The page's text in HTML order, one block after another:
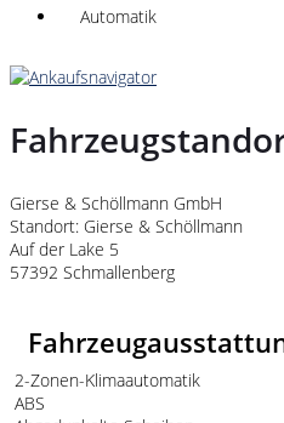
Automatik
Gierse & Schöllmann GmbH
Standort: Gierse & Schöllmann
Auf der Lake 5
57392 Schmallenberg
2-Zonen-Klimaautomatik
ABS